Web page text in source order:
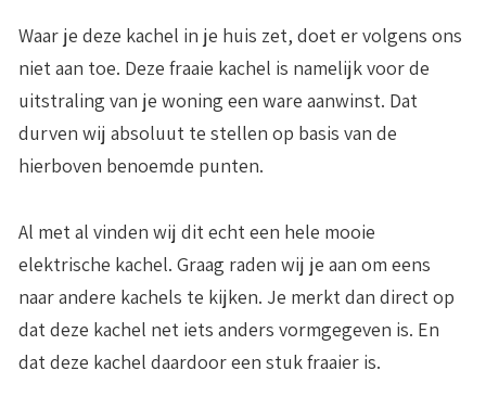
Waar je deze kachel in je huis zet, doet er volgens ons
niet aan toe. Deze fraaie kachel is namelijk voor de
uitstraling van je woning een ware aanwinst. Dat
durven wij absoluut te stellen op basis van de
hierboven benoemde punten.
Al met al vinden wij dit echt een hele mooie
elektrische kachel. Graag raden wij je aan om eens
naar andere kachels te kijken. Je merkt dan direct op
dat deze kachel net iets anders vormgegeven is. En
dat deze kachel daardoor een stuk fraaier is.